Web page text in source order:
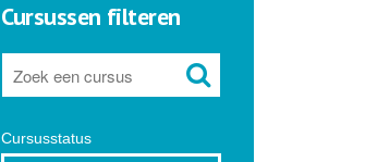
Cursussen filteren
Cursusstatus